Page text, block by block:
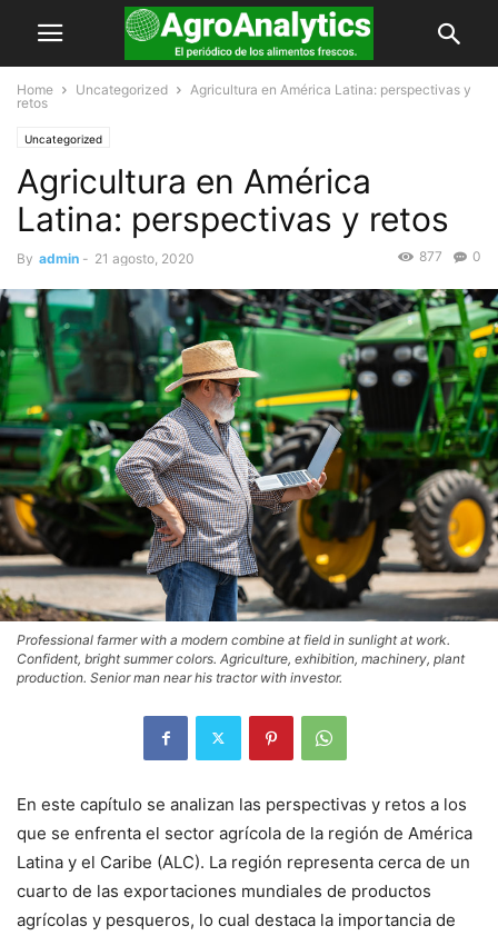
Home Uncategorized
Agricultura en América Latina: perspectivas y
retos
Uncategorized
Agricultura en América
Latina: perspectivas y retos
By admin - 21 agosto, 2020 0
877
Professional farmer with a modern combine at field in sunlight at work.
Confident, bright summer colors. Agriculture, exhibition, machinery, plant
production. Senior man near his tractor with investor.
En este capítulo se analizan las perspectivas y retos a los
que se enfrenta el sector agrícola de la región de América
Latina y el Caribe (ALC). La región representa cerca de un
cuarto de las exportaciones mundiales de productos
agrícolas y pesqueros, lo cual destaca la importancia de